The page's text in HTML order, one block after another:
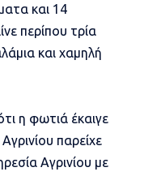
και 14
περίπου τρία
και χαμηλή
η φωτιά έκαιγε
παρείχε
Αγρινίου με